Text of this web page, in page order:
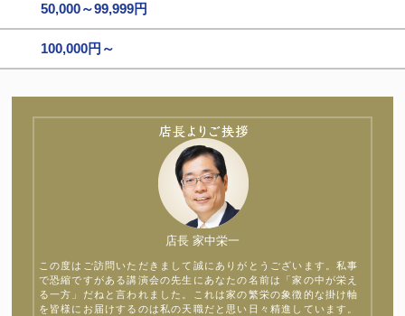
50,000～99,999円
100,000円～
店長 家中栄一
この度はご訪問いただきまして誠にありがとうございます。私事
で恐縮ですがある講演会の先生にあなたの名前は「家の中が栄え
る一方」だねと言われました。これは家の繁栄の象徴的な掛け軸
を皆様にお届けするのは私の天職だと思い日々精進しています。